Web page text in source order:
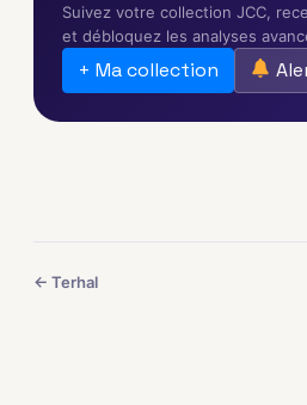
Suivez votre collection JCC,
et débloquez les analyses
+ Ma collection
← Terhal